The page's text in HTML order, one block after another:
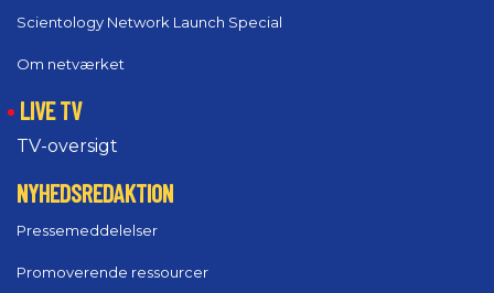
Scientology Network Launch Special
Om netværket
LIVE TV
TV-oversigt
NYHEDSREDAKTION
Pressemeddelelser
Promoverende ressourcer